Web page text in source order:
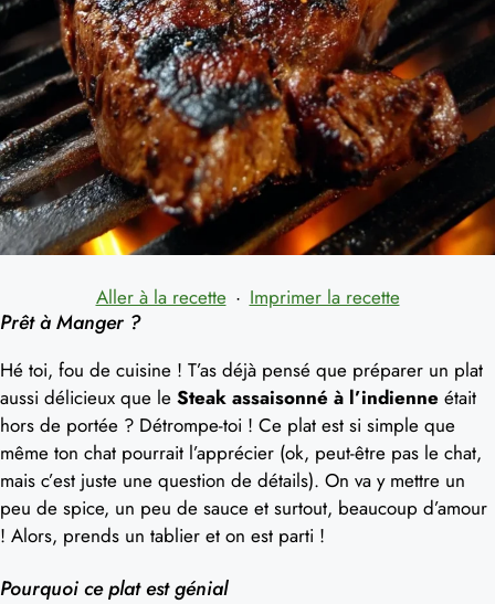
Aller à la recette · Imprimer la recette
Prêt à Manger ?
Hé toi, fou de cuisine ! T’as déjà pensé que préparer un plat
aussi délicieux que le Steak assaisonné à l’indienne était
hors de portée ? Détrompe-toi ! Ce plat est si simple que
même ton chat pourrait l’apprécier (ok, peut-être pas le chat,
mais c’est juste une question de détails). On va y mettre un
peu de spice, un peu de sauce et surtout, beaucoup d’amour
! Alors, prends un tablier et on est parti !
Pourquoi ce plat est génial